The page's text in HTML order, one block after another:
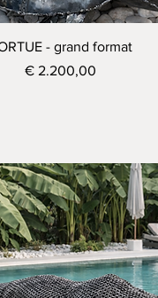
Visualização rápida
- grand format
Preço
€ 2.200,00